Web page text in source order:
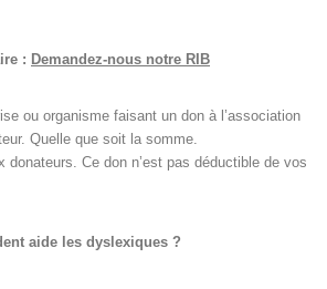
: Demandez-nous notre RIB
ou organisme faisant un don à l’association
Quelle que soit la somme.
donateurs. Ce don n’est pas déductible de vos
aide les dyslexiques ?